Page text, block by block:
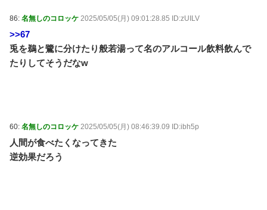
86: 名無しのコロッケ 2025/05/05(月) 09:01:28.85 ID:zUILV
>>67
兎を鵜と鷺に分けたり般若湯って名のアルコール飲料飲んで
たりしてそうだなw
60: 名無しのコロッケ 2025/05/05(月) 08:46:39.09 ID:ibh5p
人間が食べたくなってきた
逆効果だろう